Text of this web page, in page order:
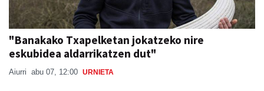
"Banakako Txapelketan jokatzeko nire
eskubidea aldarrikatzen dut"
Aiurri abu 07, 12:00 URNIETA